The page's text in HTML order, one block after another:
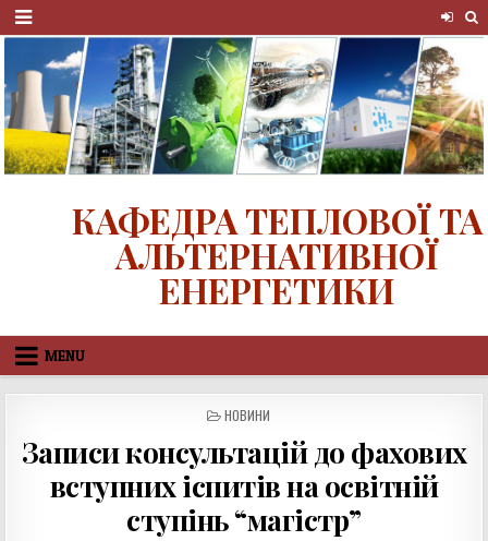
Skip
to
КАФЕДРА ТЕПЛОВОЇ ТА
АЛЬТЕРНАТИВНОЇ
ЕНЕРГЕТИКИ
MENU
POSTED
НОВИНИ
Записи консультацій до фахових
вступних іспитів на освітній
ступінь “магістр”